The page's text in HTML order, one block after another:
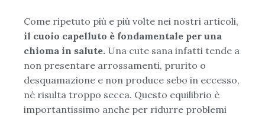
Come ripetuto più e più volte nei nostri articoli,
il cuoio capelluto è fondamentale per una
chioma in salute. Una cute sana infatti tende a
non presentare arrossamenti, prurito o
desquamazione e non produce sebo in eccesso,
né risulta troppo secca. Questo equilibrio è
importantissimo anche per ridurre problemi